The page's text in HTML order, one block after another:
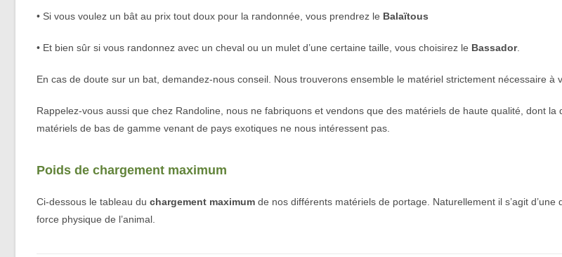
• Si vous voulez un bât au prix tout doux pour la randonnée, vous prendrez le Balaïtous
• Et bien sûr si vous randonnez avec un cheval ou un mulet d’une certaine taille, vous choisirez le Bassador.
En cas de doute sur un bat, demandez-nous conseil. Nous trouverons ensemble le matériel strictement nécessaire à
Rappelez-vous aussi que chez Randoline, nous ne fabriquons et vendons que des matériels de haute qualité, dont
matériels de bas de gamme venant de pays exotiques ne nous intéressent pas.
Poids de chargement maximum
Ci-dessous le tableau du chargement maximum de nos différents matériels de portage. Naturellement il s’agit
force physique de l’animal.